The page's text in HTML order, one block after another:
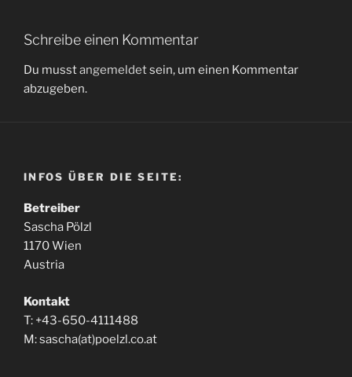
Schreibe einen Kommentar
Du musstangemeldetsein, um einen Kommentar
abzugeben.
INFOS ÜBER DIE SEITE:
Betreiber
Sascha Pölzl
1170 Wien
Austria
Kontakt
T: +43-650-4111488
M: sascha(at)poelzl.co.at